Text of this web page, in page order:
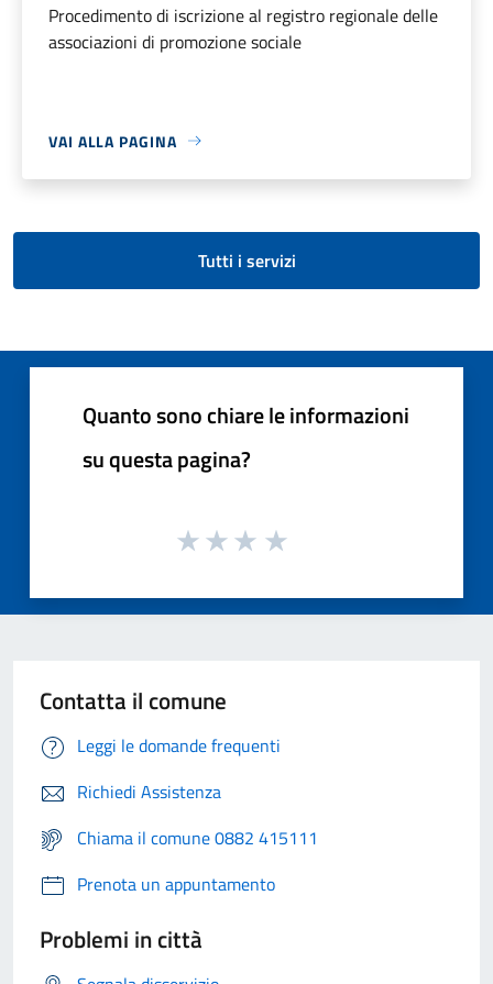
Procedimento di iscrizione al registro regionale delle
associazioni di promozione sociale
VAI ALLA PAGINA
Tutti i servizi
Quanto sono chiare le informazioni
su questa pagina?
Contatta il comune
Leggi le domande frequenti
Richiedi Assistenza
Chiama il comune 0882 415111
Prenota un appuntamento
Problemi in città